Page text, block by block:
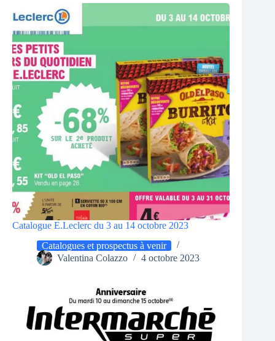
Catalogue E.Leclerc du 3 au 14 octobre 2023
Catalogues et prospectus à venir
Valentina Colazzo
4 octobre 2023